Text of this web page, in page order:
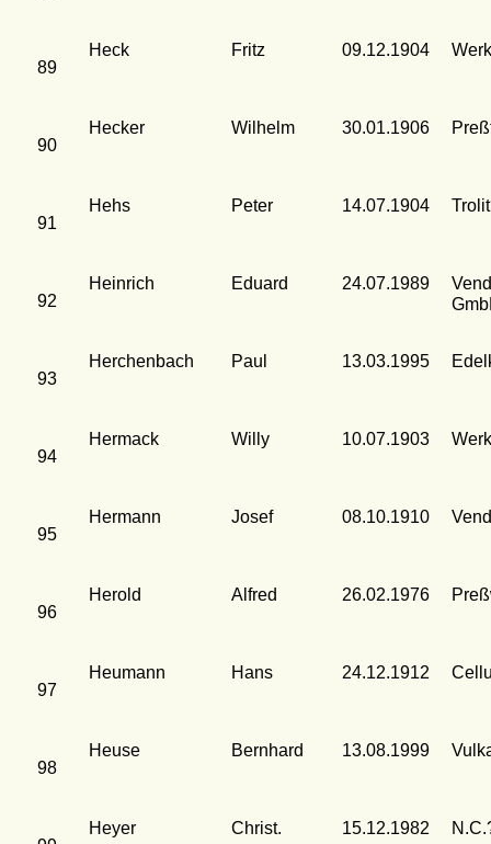
89
Heck Fritz 09.12.1904
90
Hecker Wilhelm 30.01.1906
91
Hehs Peter 14.07.1904
92
Heinrich Eduard 24.07.1989
93
Herchenbach Paul 13.03.1995
94
Hermack Willy 10.07.1903
95
Hermann Josef 08.10.1910
96
Herold Alfred 26.02.1976
97
Heumann Hans 24.12.1912
98
Heuse Bernhard 13.08.1999
Heyer Christ. 15.12.1982